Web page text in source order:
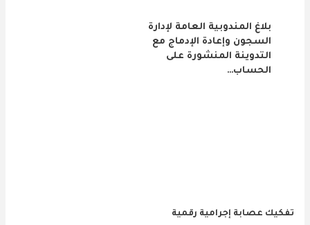
بلاغ المندوبية العامة لإدارة
السجون وإعادة الإدماج مع
التدوينة المنشورة على
الحساب…
تفكيك عصابة إجرامية رقمية